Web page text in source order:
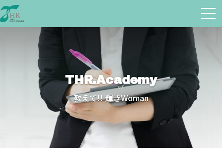
THR.Academy
教えて!! 輝きWoman